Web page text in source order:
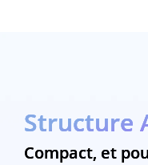
Structure
Compact, et
Structure
Compact, et